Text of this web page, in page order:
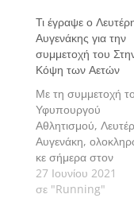
Τι έγραψε ο
Αυγενάκης για την
συμμετοχή του
Κόψη των Αετών
Με τη συμμετοχή
Υφυπουργού
Αθλητισμού,
Αυγενάκη,
κε σήμερα στον
Όλυμπο το Olympus
Marathon.
27 Ιουνίου 2021
σε "Running"